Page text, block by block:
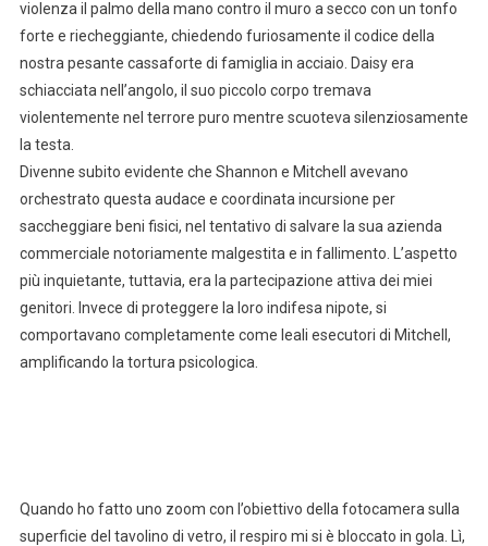
violenza il palmo della mano contro il muro a secco con un tonfo
forte e riecheggiante, chiedendo furiosamente il codice della
nostra pesante cassaforte di famiglia in acciaio. Daisy era
schiacciata nell’angolo, il suo piccolo corpo tremava
violentemente nel terrore puro mentre scuoteva silenziosamente
la testa.
Divenne subito evidente che Shannon e Mitchell avevano
orchestrato questa audace e coordinata incursione per
saccheggiare beni fisici, nel tentativo di salvare la sua azienda
commerciale notoriamente malgestita e in fallimento. L’aspetto
più inquietante, tuttavia, era la partecipazione attiva dei miei
genitori. Invece di proteggere la loro indifesa nipote, si
comportavano completamente come leali esecutori di Mitchell,
amplificando la tortura psicologica.
Quando ho fatto uno zoom con l’obiettivo della fotocamera sulla
superficie del tavolino di vetro, il respiro mi si è bloccato in gola. Lì,